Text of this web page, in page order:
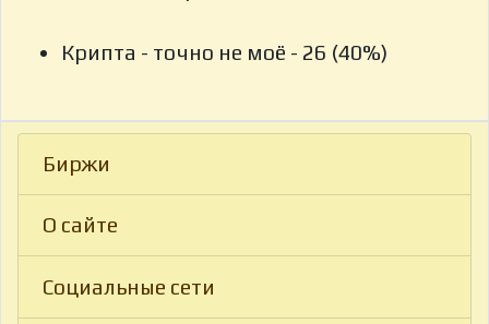
Крипта - точно не моё - 26 (40%)
Биржи
О сайте
Социальные сети